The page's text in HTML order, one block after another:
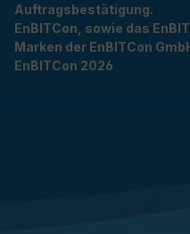
Auftragsbestätigung.
EnBITCon, sowie das
Marken der EnBITCon
EnBITCon 2026